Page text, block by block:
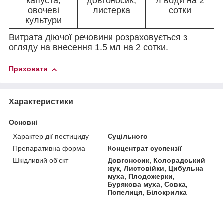
овочеві
культури
листерка
сотки
Витрата діючої речовини розраховується з
огляду на внесення 1.5 мл на 2 сотки.
Приховати
Характеристики
Основні
Характер дії пестициду
Суцільного
Препаративна форма
Концентрат суспензії
Шкідливий об'єкт
Довгоносик, Колорадський
жук, Листовійки, Цибульна
муха, Плодожерки,
Бурякова муха, Совка,
Попелиця, Білокрилка